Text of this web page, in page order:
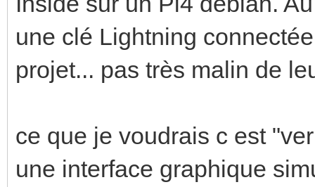
une clé Lightning
projet... pas très malin de
ce que je voudrais c est
une interface graphique